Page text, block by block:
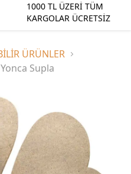
1000 TL ÜZERİ TÜM
KARGOLAR ÜCRETSİZ
ÜRÜNLER
Supla